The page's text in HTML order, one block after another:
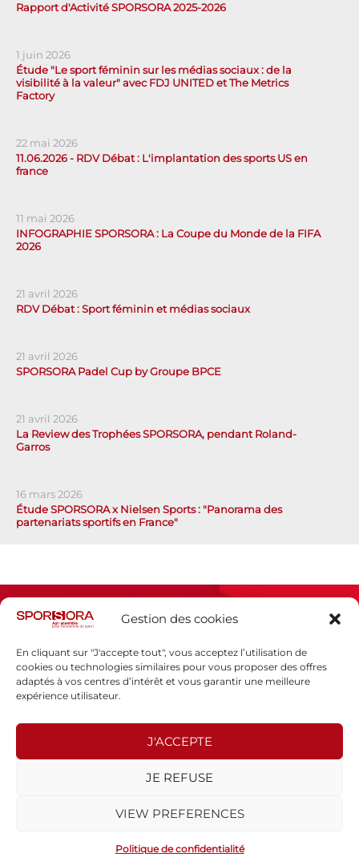
Gestion des cookies
En cliquant sur "J'accepte tout", vous acceptez l’utilisation de
cookies ou technologies similaires pour vous proposer des offres
adaptés à vos centres d’intérêt et vous garantir une meilleure
expérience utilisateur.
J'ACCEPTE
JE REFUSE
VIEW PREFERENCES
Politique de confidentialité
Rapport d'Activité SPORSORA 2025-2026
1 juin 2026
Étude "Le sport féminin sur les médias sociaux : de la
visibilité à la valeur" avec FDJ UNITED et The Metrics
Factory
22 mai 2026
11.06.2026 - RDV Débat : L'implantation des sports US en
france
11 mai 2026
INFOGRAPHIE SPORSORA : La Coupe du Monde de la FIFA
2026
21 avril 2026
RDV Débat : Sport féminin et médias sociaux
21 avril 2026
SPORSORA Padel Cup by Groupe BPCE
21 avril 2026
La Review des Trophées SPORSORA, pendant Roland-
Garros
16 mars 2026
Étude SPORSORA x Nielsen Sports : "Panorama des
partenariats sportifs en France"
Espace presse
Politique de confidentialité
SPORSORA
75015 PARIS
WEB Stratégies- © 2026 Tous droits réservés.